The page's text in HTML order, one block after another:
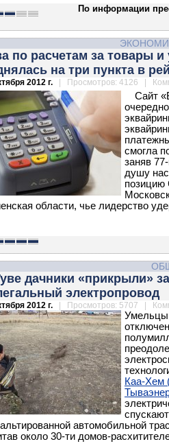
По информации
по расчетам за товары
на три пункта в
2012 г. | Просмотров: 4126 |
Сайт
смогла
заняв
душу
позицию
области, чье лидерство
дачники «прикрыли»
электропровод
2012 г. | Просмотров: 5707 |
Умельцы
Каа-Хем
автомобильной
около 30-ти домов-